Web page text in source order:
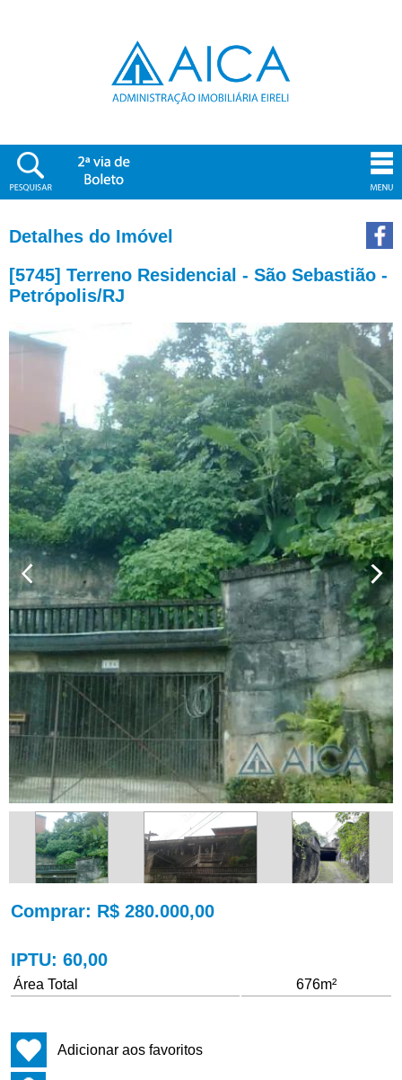
Detalhes do Imóvel
[5745] Terreno Residencial - São Sebastião -
Petrópolis/RJ
Comprar: R$ 280.000,00
IPTU: 60,00
Área Total 676m²
Adicionar aos favoritos